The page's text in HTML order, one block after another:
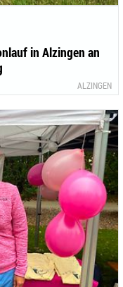
in Alzingen an
ALZINGEN